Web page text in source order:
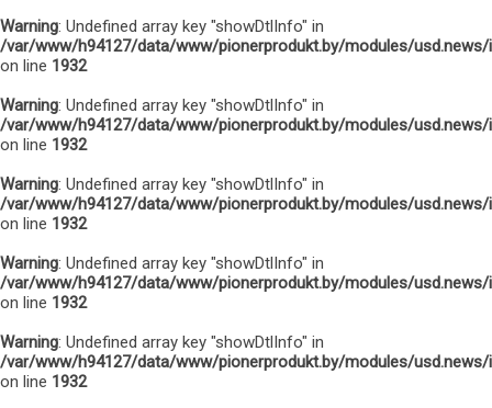
Warning: Undefined array key "showDtlInfo" in
/var/www/h94127/data/www/pionerprodukt.by/modules/usd.news/
on line 1932
Warning: Undefined array key "showDtlInfo" in
/var/www/h94127/data/www/pionerprodukt.by/modules/usd.news/
on line 1932
Warning: Undefined array key "showDtlInfo" in
/var/www/h94127/data/www/pionerprodukt.by/modules/usd.news/
on line 1932
Warning: Undefined array key "showDtlInfo" in
/var/www/h94127/data/www/pionerprodukt.by/modules/usd.news/
on line 1932
Warning: Undefined array key "showDtlInfo" in
/var/www/h94127/data/www/pionerprodukt.by/modules/usd.news/
on line 1932